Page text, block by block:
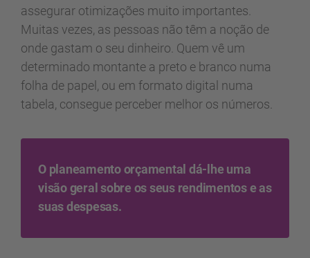
assegurar otimizações muito importantes.
Muitas vezes, as pessoas não têm a noção de
onde gastam o seu dinheiro. Quem vê um
determinado montante a preto e branco numa
folha de papel, ou em formato digital numa
tabela, consegue perceber melhor os números.
O planeamento orçamental dá-lhe uma
visão geral sobre os seus rendimentos e as
suas despesas.